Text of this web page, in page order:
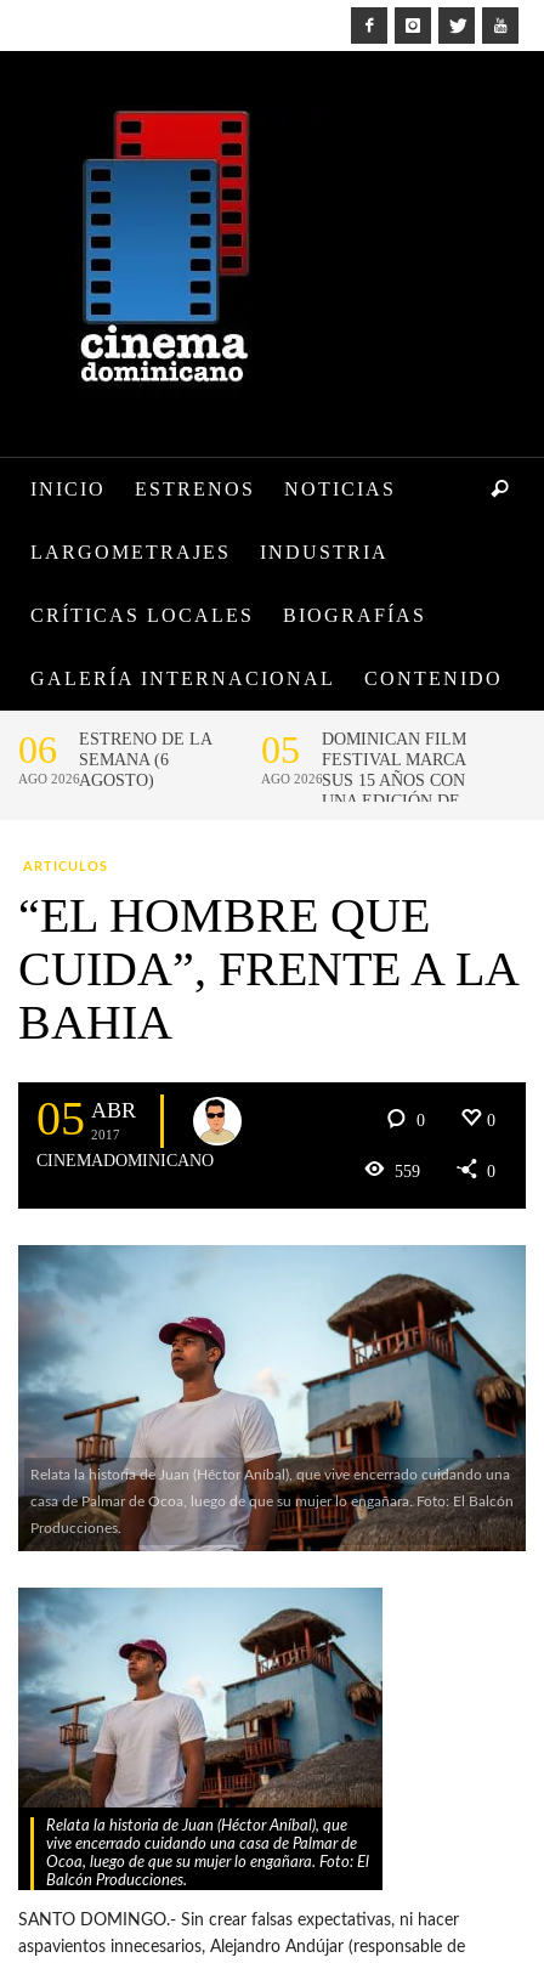
INICIO ESTRENOS NOTICIAS
LARGOMETRAJES INDUSTRIA
CRÍTICAS LOCALES BIOGRAFÍAS
GALERÍA INTERNACIONAL CONTENIDO
ARTICULOS
“EL HOMBRE QUE
CUIDA”, FRENTE A LA
BAHIA
05 ABR
2017
CINEMADOMINICANO
0 0
559 0
Relata la historia de Juan (Héctor Aníbal), que vive encerrado cuidando una
casa de Palmar de Ocoa, luego de que su mujer lo engañara. Foto: El Balcón
Producciones.
Relata la historia de Juan (Héctor Aníbal), que
vive encerrado cuidando una casa de Palmar de
Ocoa, luego de que su mujer lo engañara. Foto: El
Balcón Producciones.
SANTO DOMINGO.- Sin crear falsas expectativas, ni hacer
aspavientos innecesarios, Alejandro Andújar (responsable de